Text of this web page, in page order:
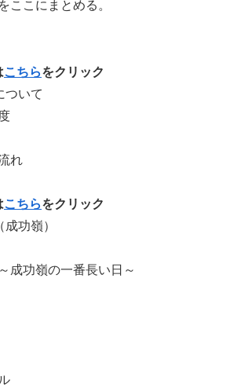
ここにまとめる。
こちらをクリック
ついて
れ
こちらをクリック
功嶺）
功嶺の一番長い日～